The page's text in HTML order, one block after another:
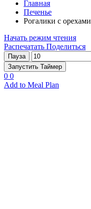
Главная
Печенье
Рогалики с орехами
Начать режим чтения
Распечатать Поделиться
Пауза
Запустить Таймер
0 0
Add to Meal Plan